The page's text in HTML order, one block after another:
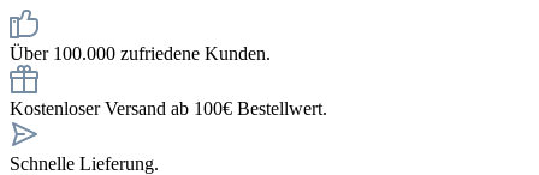
Über 100.000 zufriedene Kunden.
Kostenloser Versand ab 100€ Bestellwert.
Schnelle Lieferung.